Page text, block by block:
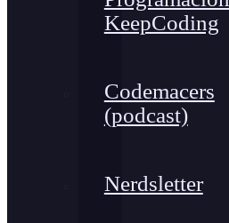
KeepCoding
Codemacers
(podcast)
Nerdsletter